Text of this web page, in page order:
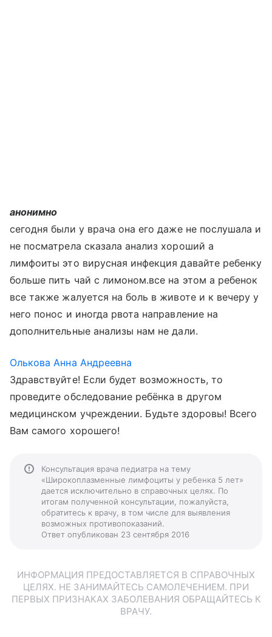
анонимно
сегодня были у врача она его даже не послушала и
не посматрела сказала анализ хороший а
лимфоиты это вирусная инфекция давайте ребенку
больше пить чай с лимоном.все на этом а ребенок
все также жалуется на боль в животе и к вечеру у
него понос и иногда рвота направление на
дополнительные анализы нам не дали.
Олькова Анна Андреевна
Здравствуйте! Если будет возможность, то
проведите обследование ребёнка в другом
медицинском учреждении. Будьте здоровы! Всего
Вам самого хорошего!
Консультация врача педиатра на тему
«Широкоплазменные лимфоциты у ребенка 5 лет»
дается исключительно в справочных целях. По
итогам полученной консультации, пожалуйста,
обратитесь к врачу, в том числе для выявления
возможных противопоказаний.
Ответ опубликован 23 сентября 2016
ИНФОРМАЦИЯ ПРЕДОСТАВЛЯЕТСЯ В СПРАВОЧНЫХ
ЦЕЛЯХ. НЕ ЗАНИМАЙТЕСЬ САМОЛЕЧЕНИЕМ. ПРИ
ПЕРВЫХ ПРИЗНАКАХ ЗАБОЛЕВАНИЯ ОБРАЩАЙТЕСЬ К
ВРАЧУ.